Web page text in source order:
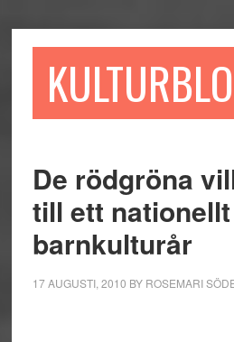
till
till
sidofältet
till
De rödgröna
till ett nationellt
barnkulturår
17 AUGUSTI, 2010 BY ROSEMARI